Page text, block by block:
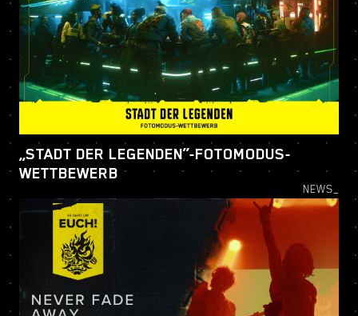
„STADT DER LEGENDEN“-FOTOMODUS-
WETTBEWERB
NEWS_